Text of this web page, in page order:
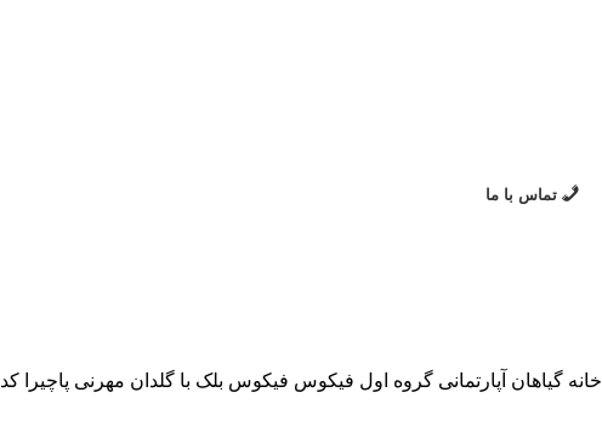
تماس با ما
خانهگیاهان آپارتمانیگروه اول فیکوس فیکوس بلک با گلدان مهرنی پاچیرا کد 1131